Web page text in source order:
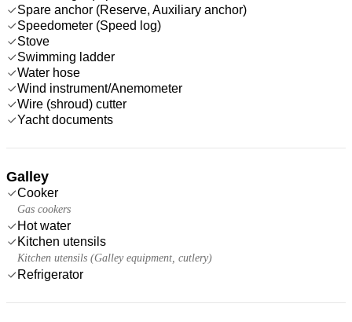
Spare anchor (Reserve, Auxiliary anchor)
Speedometer (Speed log)
Stove
Swimming ladder
Water hose
Wind instrument/Anemometer
Wire (shroud) cutter
Yacht documents
Galley
Cooker
Gas cookers
Hot water
Kitchen utensils
Kitchen utensils (Galley equipment, cutlery)
Refrigerator